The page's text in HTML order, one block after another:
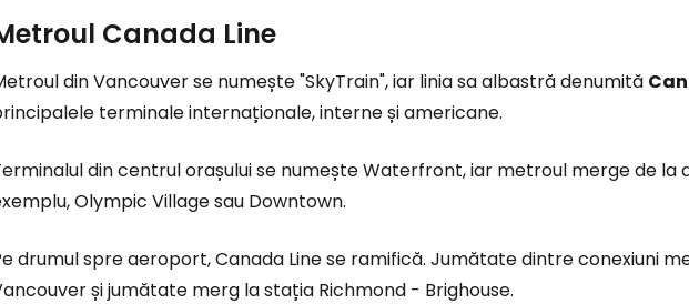
Canada Line
din Vancouver se numește "SkyTrain", iar linia sa albastră denumită
terminale internaționale, interne și americane.
din centrul orașului se numește Waterfront, iar metroul merge de la
Olympic Village sau Downtown.
drumul spre aeroport,Canada Linese ramifică. Jumătate dintre conexiuni
și jumătate merg la stația Richmond - Brighouse.